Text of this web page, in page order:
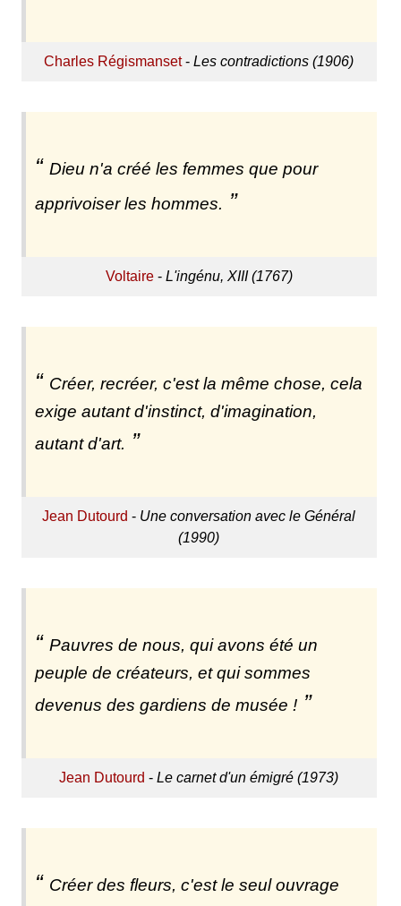
Charles Régismanset-Les contradictions (1906)
Dieu n'a créé les femmes que pour
apprivoiser les hommes.
Voltaire- L'ingénu, XIII (1767)
Créer, recréer, c'est la même chose, cela
exige autant d'instinct, d'imagination,
autant d'art.
Jean Dutourd - Une conversation avec le Général
(1990)
Pauvres de nous, qui avons été un
peuple de créateurs, et qui sommes
devenus des gardiens de musée !
Jean Dutourd -Le carnet d'un émigré (1973)
Créer des fleurs, c'est le seul ouvrage